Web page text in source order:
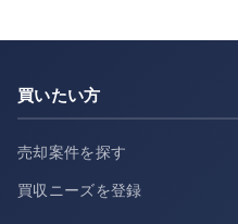
買いたい方
売却案件を探す
買収ニーズを登録